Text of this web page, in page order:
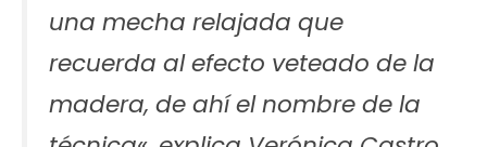
una mecha relajada que
recuerda al efecto veteado de la
madera, de ahí el nombre de la